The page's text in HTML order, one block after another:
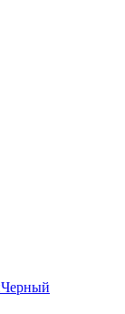
Черный